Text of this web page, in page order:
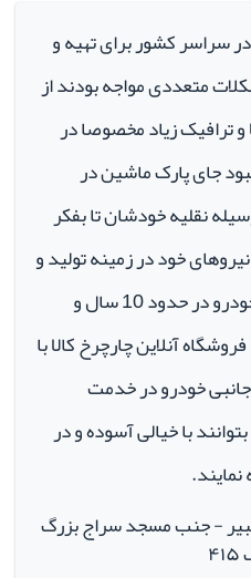
سراسر کشور برای تهیه و
متعددی مواجه بودند از
ترافیک زیاد مخصوصا در
جای پارک ماشین در
نقلیه خودشان تا بفکر
خود در زمینه تولید و
فروش لوازم جانبی و اسپرت خودرو در حدود 10 سال و
آنلاین چارچرخ کالا با
جانبی خودرو در خدمت
با خیالی آسوده و در
- جنب مسجد سراج بزرگ